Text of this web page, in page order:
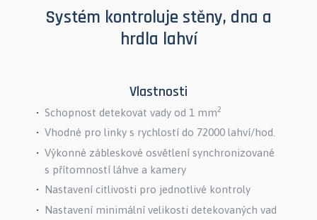
Systém kontroluje stěny, dna a
hrdla lahví
Vlastnosti
Schopnost detekovat vady od 1 mm2
Vhodné pro linky s rychlostí do 72000 lahví/hod.
Výkonné zábleskové osvětlení synchronizované
s přítomností láhve a kamery
Nastavení citlivosti pro jednotlivé kontroly
Nastavení minimální velikosti detekovaných vad